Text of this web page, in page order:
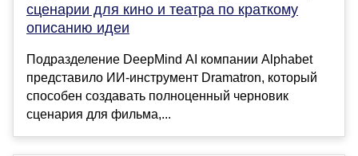
сценарии для кино и театра по краткому
описанию идеи
Подразделение DeepMind AI компании Alphabet
представило ИИ-инструмент Dramatron, который
способен создавать полноценный черновик
сценария для фильма,...